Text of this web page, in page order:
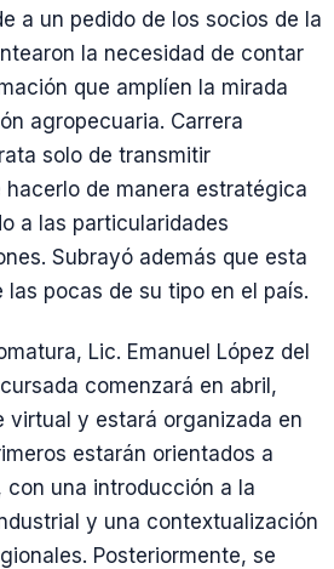
a un pedido de los socios de la
la necesidad de contar
que amplíen la mirada
agropecuaria. Carrera
solo de transmitir
de manera estratégica
a las particularidades
Subrayó además que esta
las pocas de su tipo en el país.
Lic. Emanuel López del
comenzará en abril,
virtual y estará organizada en
estarán orientados a
una introducción a la
y una contextualización
Posteriormente, se